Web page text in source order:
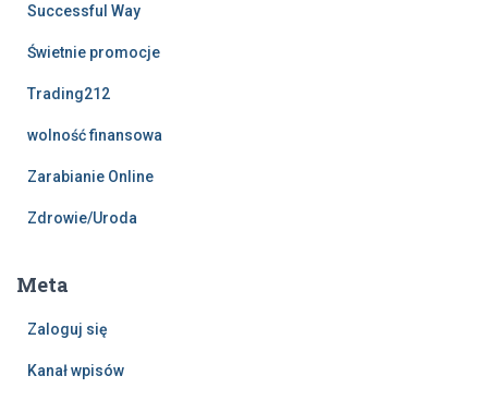
Successful Way
Świetnie promocje
Trading212
wolność finansowa
Zarabianie Online
Zdrowie/Uroda
Meta
Zaloguj się
Kanał wpisów